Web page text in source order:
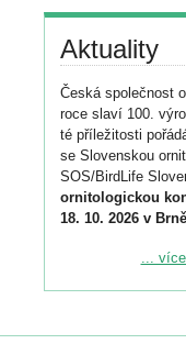
Aktuality
Česká společnost
roce slaví 100.
té příležitosti
se Slovenskou
SOS/BirdLife
ornitologickou
18. 10. 2026 v Brně
Podrobnější
Registrovat se
...